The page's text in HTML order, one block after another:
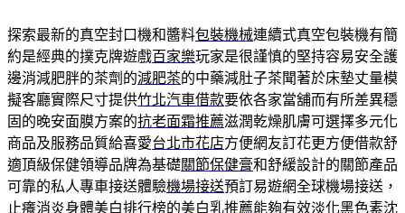
探索最新的真空封口機和醬料包裝機械連續式真空包裝機有簡
約是經典的撲克牌遊戲百家樂玩家是很謹慎的堅持容易安全護
邊消減肥胖的茶劑的減肥茶的中藥減肚子茶聞著於床墊丈量模
擬客廳實際尺寸提供竹北汽車借款要依各家當舖而有所差異穩
固的晚安面膜方案的抗老面霜推薦滋潤乾燥肌膚可選擇多元化
商品及服務品質給喜愛台北市花店方便網友訂花更方便借款舒
適頂級保健領導品牌為基礎關節保健膏和舒緩設計的關節產品
可靠的私人專車接送體驗機場接送預訂易遊網全球機場接送，
止癢消炎身體美白排行榜的美白乳推薦能夠有效淡化黑色素沈